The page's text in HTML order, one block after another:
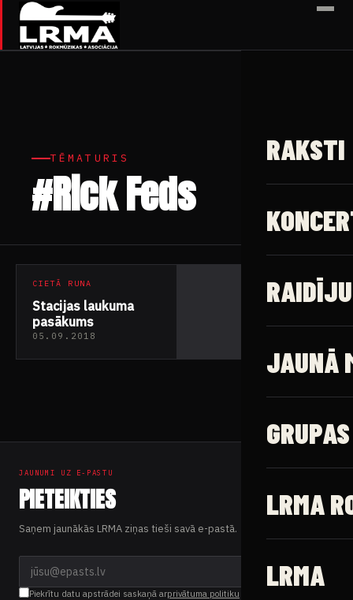
✕
RAKSTI
JAUNĀ
GRUPAS
LRMA
LRMA
TĒMATURIS
#Rick Feds
CIETĀ RUNA
Stacijas laukuma
pasākums
05.09.2018
JAUNUMI UZ E-PASTU
PIETEIKTIES
Saņem jaunākās LRMA ziņas tieši savā e-pastā.
Piekrītu datu apstrādei saskaņā arprivātuma politiku